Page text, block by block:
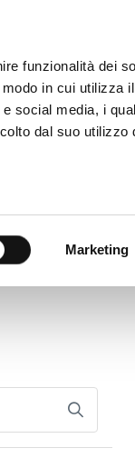
funzionalità dei
in cui utilizza
social media, i
dal suo utilizzo
Marketing